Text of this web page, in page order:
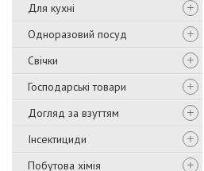
Для кухні
Одноразовий посуд
Свічки
Господарські товари
Догляд за взуттям
Інсектициди
Побутова хімія